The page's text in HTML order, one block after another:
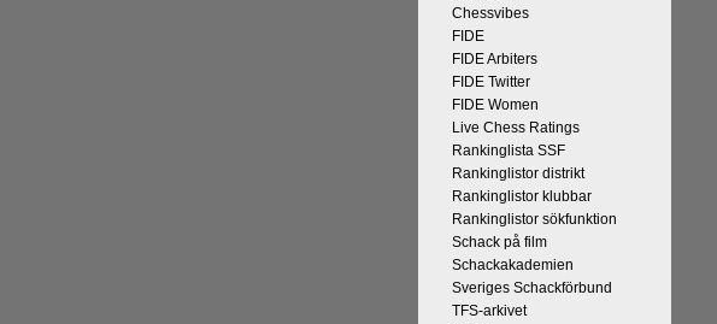
Chessvibes
FIDE
FIDE Arbiters
FIDE Twitter
FIDE Women
Live Chess Ratings
Rankinglista SSF
Rankinglistor distrikt
Rankinglistor klubbar
Rankinglistor sökfunktion
Schack på film
Schackakademien
Sveriges Schackförbund
TFS-arkivet